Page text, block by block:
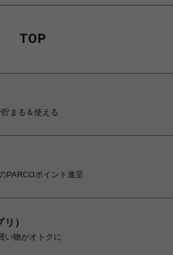
まる＆使える
PARCOポイント進呈
）
い物がオトクに